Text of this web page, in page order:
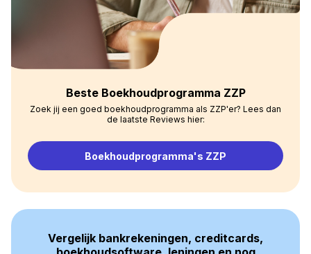
Beste Boekhoudprogramma ZZP
Zoek jij een goed boekhoudprogramma als ZZP'er? Lees dan
de laatste Reviews hier:
Boekhoudprogramma's ZZP
Vergelijk bankrekeningen, creditcards,